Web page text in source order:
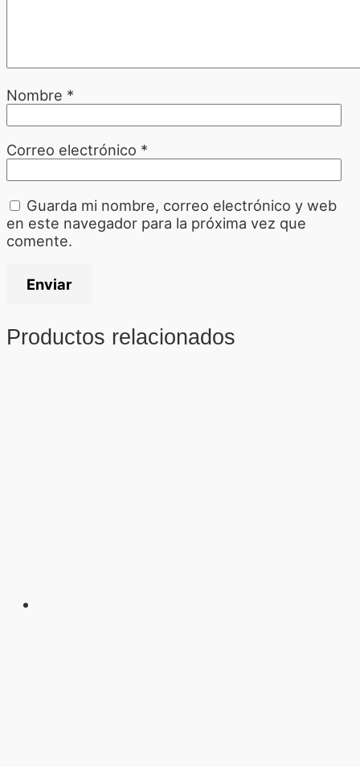
Nombre *
Correo electrónico *
Guarda mi nombre, correo electrónico y web
en este navegador para la próxima vez que
comente.
Productos relacionados